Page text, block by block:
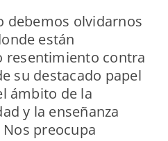
debemos olvidarnos
están
resentimiento contra
su destacado papel
ámbito de la
y la enseñanza
preocupa